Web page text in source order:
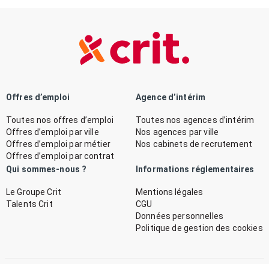
Offres d’emploi
Toutes nos offres d’emploi
Offres d’emploi par ville
Offres d’emploi par métier
Offres d’emploi par contrat
Agence d’intérim
Toutes nos agences d’intérim
Nos agences par ville
Nos cabinets de recrutement
Qui sommes-nous ?
Le Groupe Crit
Talents Crit
Informations réglementaires
Mentions légales
CGU
Données personnelles
Politique de gestion des cookies